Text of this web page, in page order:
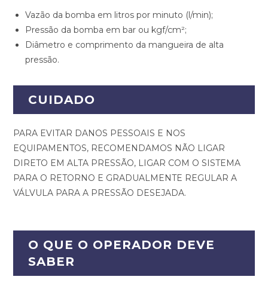
Vazão da bomba em litros por minuto (l/min);
Pressão da bomba em bar ou kgf/cm²;
Diâmetro e comprimento da mangueira de alta
pressão.
CUIDADO
PARA EVITAR DANOS PESSOAIS E NOS
EQUIPAMENTOS, RECOMENDAMOS NÃO LIGAR
DIRETO EM ALTA PRESSÃO, LIGAR COM O SISTEMA
PARA O RETORNO E GRADUALMENTE REGULAR A
VÁLVULA PARA A PRESSÃO DESEJADA.
O QUE O OPERADOR DEVE
SABER